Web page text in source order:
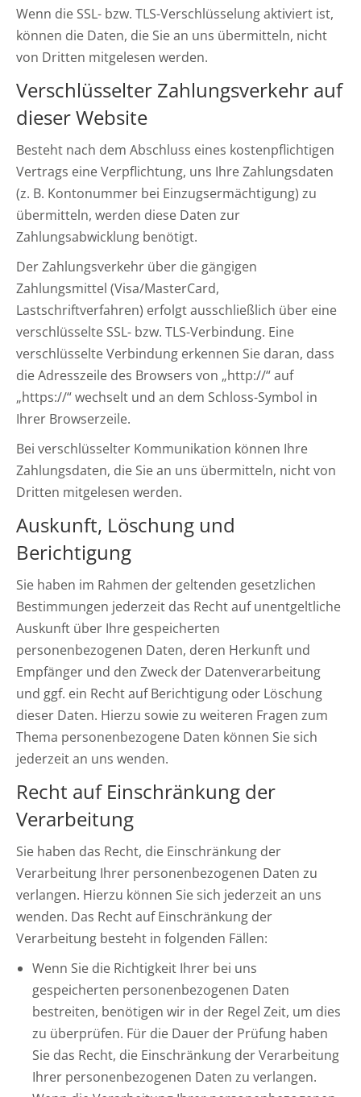
Wenn die SSL- bzw. TLS-Verschlüsselung aktiviert ist,
können die Daten, die Sie an uns übermitteln, nicht
von Dritten mitgelesen werden.
Verschlüsselter Zahlungsverkehr auf
dieser Website
Besteht nach dem Abschluss eines kostenpflichtigen
Vertrags eine Verpflichtung, uns Ihre Zahlungsdaten
(z. B. Kontonummer bei Einzugsermächtigung) zu
übermitteln, werden diese Daten zur
Zahlungsabwicklung benötigt.
Der Zahlungsverkehr über die gängigen
Zahlungsmittel (Visa/MasterCard,
Lastschriftverfahren) erfolgt ausschließlich über eine
verschlüsselte SSL- bzw. TLS-Verbindung. Eine
verschlüsselte Verbindung erkennen Sie daran, dass
die Adresszeile des Browsers von „http://“ auf
„https://“ wechselt und an dem Schloss-Symbol in
Ihrer Browserzeile.
Bei verschlüsselter Kommunikation können Ihre
Zahlungsdaten, die Sie an uns übermitteln, nicht von
Dritten mitgelesen werden.
Auskunft, Löschung und
Berichtigung
Sie haben im Rahmen der geltenden gesetzlichen
Bestimmungen jederzeit das Recht auf unentgeltliche
Auskunft über Ihre gespeicherten
personenbezogenen Daten, deren Herkunft und
Empfänger und den Zweck der Datenverarbeitung
und ggf. ein Recht auf Berichtigung oder Löschung
dieser Daten. Hierzu sowie zu weiteren Fragen zum
Thema personenbezogene Daten können Sie sich
jederzeit an uns wenden.
Recht auf Einschränkung der
Verarbeitung
Sie haben das Recht, die Einschränkung der
Verarbeitung Ihrer personenbezogenen Daten zu
verlangen. Hierzu können Sie sich jederzeit an uns
wenden. Das Recht auf Einschränkung der
Verarbeitung besteht in folgenden Fällen:
Wenn Sie die Richtigkeit Ihrer bei uns
gespeicherten personenbezogenen Daten
bestreiten, benötigen wir in der Regel Zeit, um dies
zu überprüfen. Für die Dauer der Prüfung haben
Sie das Recht, die Einschränkung der Verarbeitung
Ihrer personenbezogenen Daten zu verlangen.